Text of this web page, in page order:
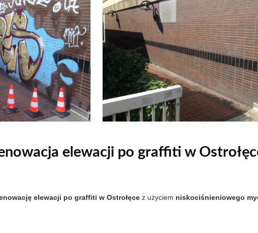
elewacji po graffiti w
elewacji po graffiti w Ostrołęce z użyciem niskociśnieniowego